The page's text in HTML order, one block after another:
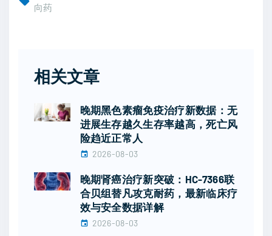
向药
相关文章
晚期黑色素瘤免疫治疗新数据：无
进展生存越久生存率越高，死亡风
险趋近正常人
2026-08-03
晚期肾癌治疗新突破：HC-7366联
合贝组替凡攻克耐药，最新临床疗
效与安全数据详解
2026-08-03